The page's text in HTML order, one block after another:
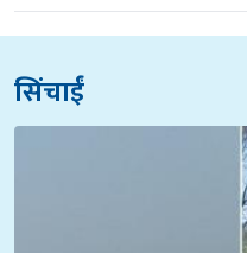
सिंचाईं